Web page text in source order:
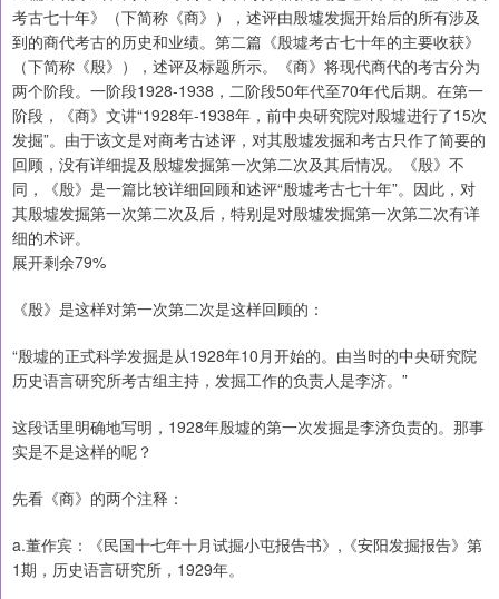
考古七十年》（下简称《商》），述评由殷墟发掘开始后的所有涉及
到的商代考古的历史和业绩。第二篇《殷墟考古七十年的主要收获》
（下简称《殷》），述评及标题所示。《商》将现代商代的考古分为
两个阶段。一阶段1928-1938，二阶段50年代至70年代后期。在第一
阶段，《商》文讲“1928年-1938年，前中央研究院对殷墟进行了15次
发掘”。由于该文是对商考古述评，对其殷墟发掘和考古只作了简要的
回顾，没有详细提及殷墟发掘第一次第二次及其后情况。《殷》不
同，《殷》是一篇比较详细回顾和述评“殷墟考古七十年”。因此，对
其殷墟发掘第一次第二次及后，特别是对殷墟发掘第一次第二次有详
细的术评。
展开剩余79%
《殷》是这样对第一次第二次是这样回顾的：
“殷墟的正式科学发掘是从1928年10月开始的。由当时的中央研究院
历史语言研究所考古组主持，发掘工作的负责人是李济。”
这段话里明确地写明，1928年殷墟的第一次发掘是李济负责的。那事
实是不是这样的呢？
先看《商》的两个注释：
a.董作宾：《民国十七年十月试掘小屯报告书》,《安阳发掘报告》第
1期，历史语言研究所，1929年。